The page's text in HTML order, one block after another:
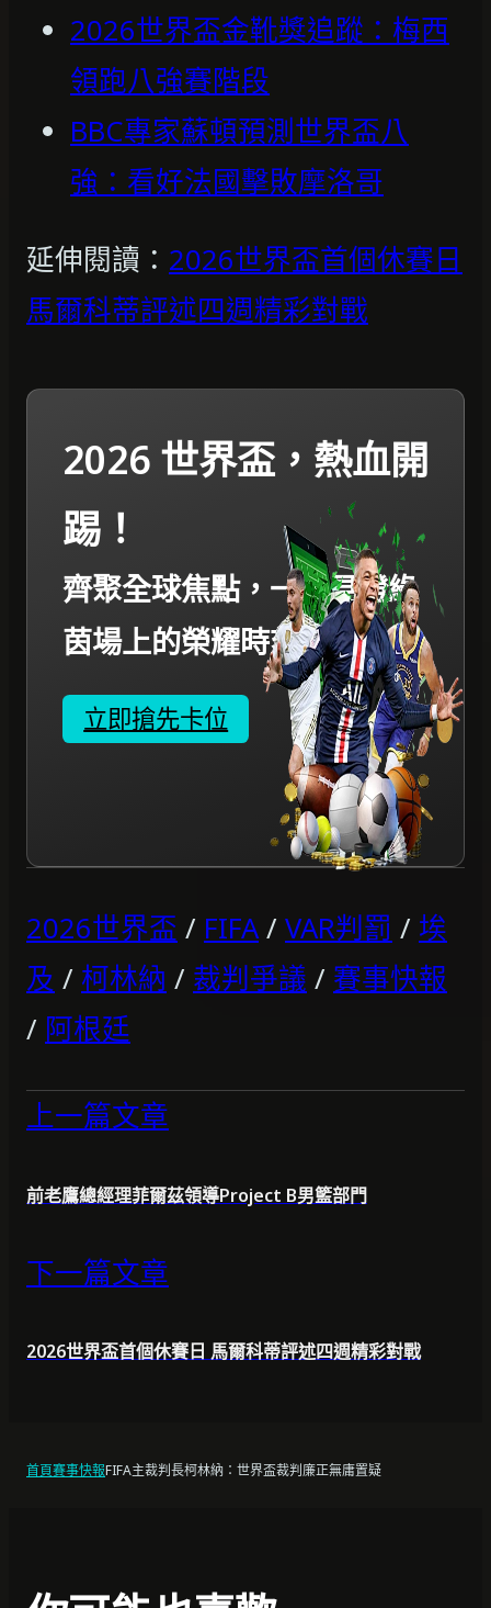
2026世界盃金靴獎追蹤：梅西
領跑八強賽階段
BBC專家蘇頓預測世界盃八
強：看好法國擊敗摩洛哥
延伸閱讀： 2026世界盃首個休賽日
馬爾科蒂評述四週精彩對戰
2026 世界盃，熱血開
踢！
齊聚全球焦點，一起見證綠
茵場上的榮耀時刻。
立即搶先卡位
2026世界盃 / FIFA/ VAR判罰 / 埃
及 / 柯林納 / 裁判爭議 / 賽事快報
/ 阿根廷
上一篇文章
前老鷹總經理菲爾茲領導Project B男籃部門
下一篇文章
2026世界盃首個休賽日 馬爾科蒂評述四週精彩對戰
首頁賽事快報FIFA主裁判長柯林納：世界盃裁判廉正無庸置疑